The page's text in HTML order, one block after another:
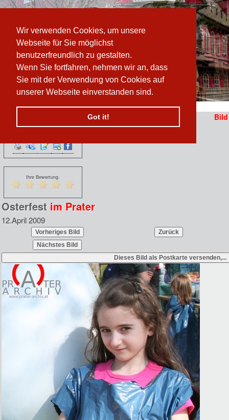
Wir verwenden Cookies, um unsere
Webseite für Sie möglichst
benutzerfreundlich zu gestalten.
Wenn Sie fortfahren, nehmen wir an, dass
Sie mit der Verwendung von Cookies auf
unserer Webseite einverstanden sind.
Got it!
sich vom
www.prater-archiv.at»Osterfest im Prater
Bild
Ihre Bewertung.
Osterfest im Prater
12.April 2009